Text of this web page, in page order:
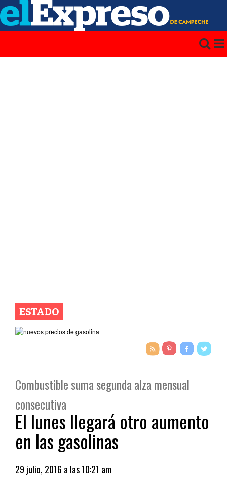
ESTADO
Combustible suma segunda alza mensual
consecutiva
El lunes llegará otro aumento
en las gasolinas
29 julio, 2016 a las 10:21 am